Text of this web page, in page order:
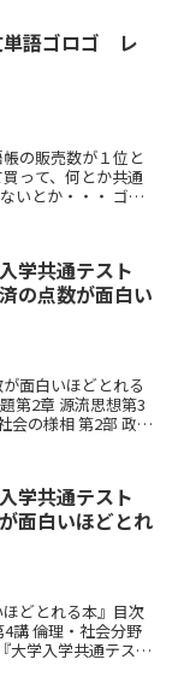
単語ゴロゴ レ
って、何とか共通
か・・・ ゴロ
学共通テスト
の点数が面白い
面白いほどとれる
会の様相 第2部 政
学共通テスト
面白いほどとれ
どとれる本』目次
講 倫理・社会分野